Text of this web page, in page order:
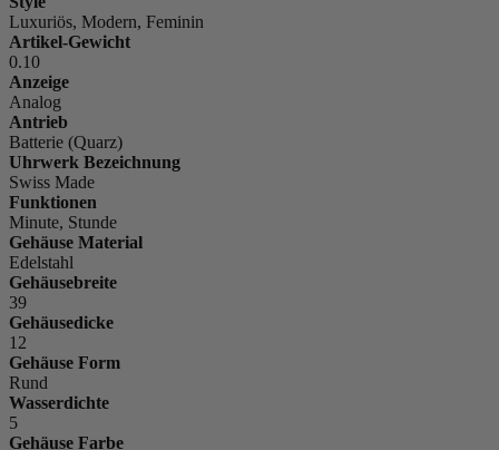
Luxuriös, Modern, Feminin
Artikel-Gewicht
0.10
Anzeige
Analog
Antrieb
Batterie (Quarz)
Uhrwerk Bezeichnung
Swiss Made
Funktionen
Minute, Stunde
Gehäuse Material
Edelstahl
Gehäusebreite
39
Gehäusedicke
12
Gehäuse Form
Rund
Wasserdichte
5
Gehäuse Farbe